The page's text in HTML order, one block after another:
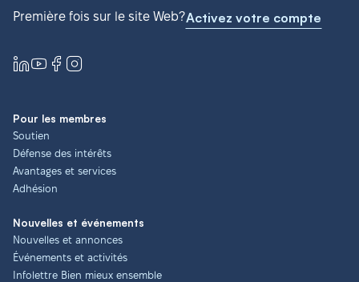
Première fois sur le site Web?Activez votre compte
Pour les membres
Soutien
Défense des intérêts
Avantages et services
Adhésion
Nouvelles et événements
Nouvelles et annonces
Événements et activités
Infolettre Bien mieux ensemble